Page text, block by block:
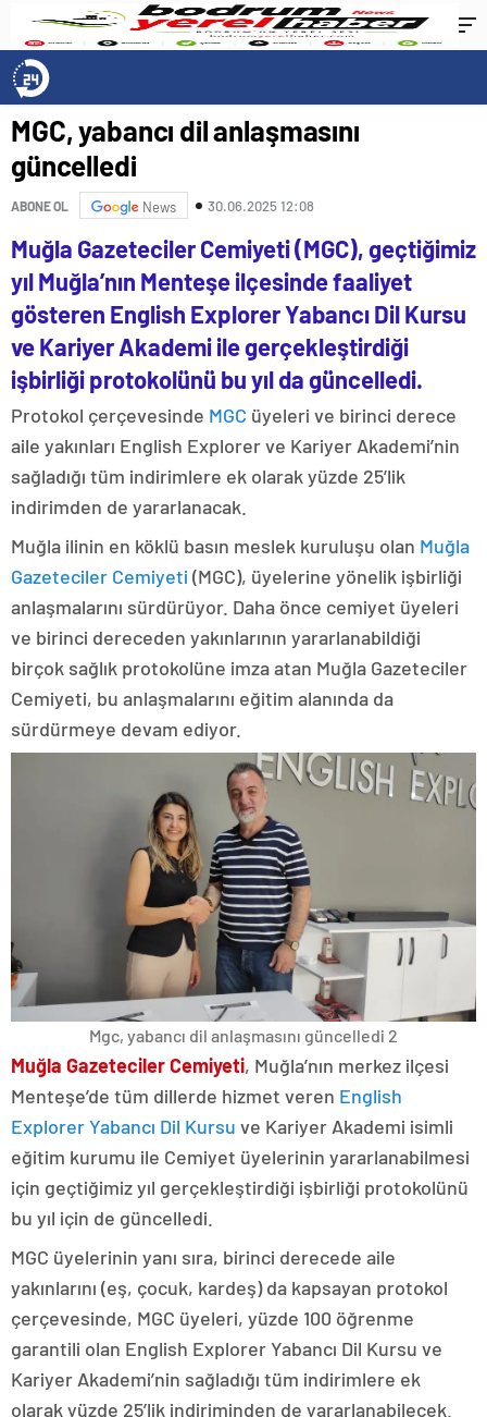
MGC, yabancı dil anlaşmasını
güncelledi
ABONE OL News 30.06.2025 12:08
Muğla Gazeteciler Cemiyeti (MGC), geçtiğimiz
yıl Muğla’nın Menteşe ilçesinde faaliyet
gösteren English Explorer Yabancı Dil Kursu
ve Kariyer Akademi ile gerçekleştirdiği
işbirliği protokolünü bu yıl da güncelledi.
Protokol çerçevesinde MGC üyeleri ve birinci derece
aile yakınları English Explorer ve Kariyer Akademi’nin
sağladığı tüm indirimlere ek olarak yüzde 25’lik
indirimden de yararlanacak.
Muğla ilinin en köklü basın meslek kuruluşu olan Muğla
Gazeteciler Cemiyeti (MGC), üyelerine yönelik işbirliği
anlaşmalarını sürdürüyor. Daha önce cemiyet üyeleri
ve birinci dereceden yakınlarının yararlanabildiği
birçok sağlık protokolüne imza atan Muğla Gazeteciler
Cemiyeti, bu anlaşmalarını eğitim alanında da
sürdürmeye devam ediyor.
Mgc, yabancı dil anlaşmasını güncelledi 2
Muğla Gazeteciler Cemiyeti, Muğla’nın merkez ilçesi
Menteşe’de tüm dillerde hizmet veren English
Explorer Yabancı Dil Kursu ve Kariyer Akademi isimli
eğitim kurumu ile Cemiyet üyelerinin yararlanabilmesi
için geçtiğimiz yıl gerçekleştirdiği işbirliği protokolünü
bu yıl için de güncelledi.
MGC üyelerinin yanı sıra, birinci derecede aile
yakınlarını (eş, çocuk, kardeş) da kapsayan protokol
çerçevesinde, MGC üyeleri, yüzde 100 öğrenme
garantili olan English Explorer Yabancı Dil Kursu ve
Kariyer Akademi’nin sağladığı tüm indirimlere ek
olarak yüzde 25’lik indiriminden de yararlanabilecek.